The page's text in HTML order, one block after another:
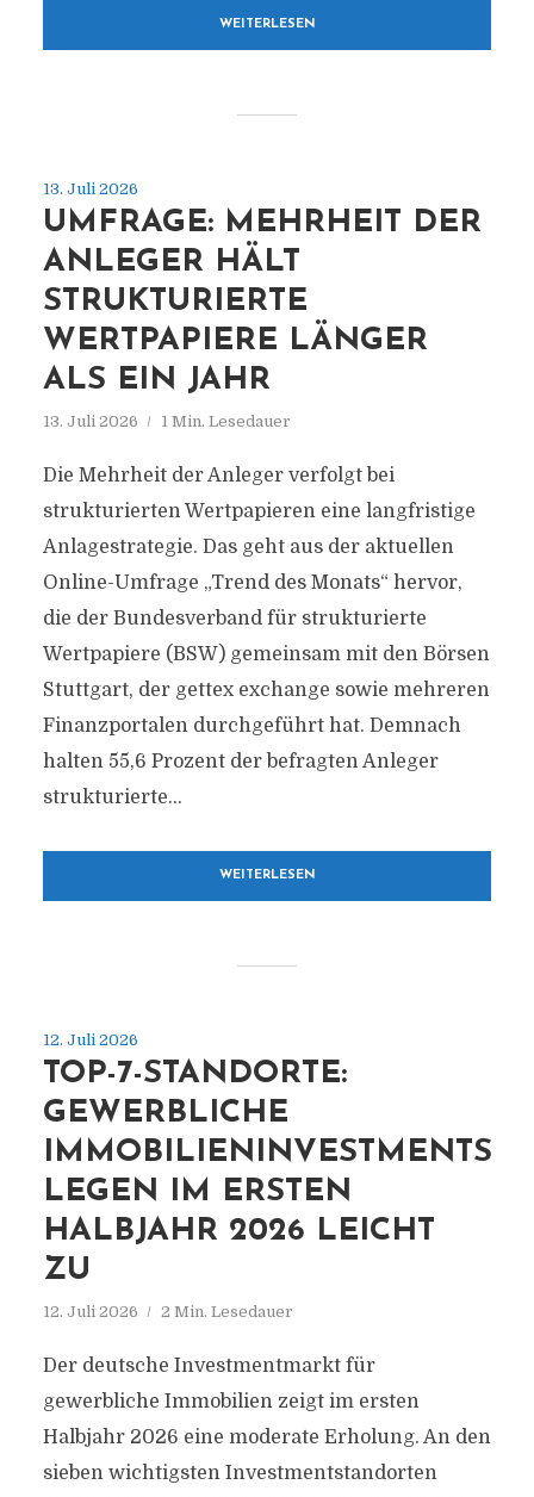
WEITERLESEN
13. Juli 2026
UMFRAGE: MEHRHEIT DER
ANLEGER HÄLT
STRUKTURIERTE
WERTPAPIERE LÄNGER
ALS EIN JAHR
13. Juli 2026 1 Min. Lesedauer
Die Mehrheit der Anleger verfolgt bei
strukturierten Wertpapieren eine langfristige
Anlagestrategie. Das geht aus der aktuellen
Online-Umfrage „Trend des Monats“ hervor,
die der Bundesverband für strukturierte
Wertpapiere (BSW) gemeinsam mit den Börsen
Stuttgart, der gettex exchange sowie mehreren
Finanzportalen durchgeführt hat. Demnach
halten 55,6 Prozent der befragten Anleger
strukturierte...
WEITERLESEN
12. Juli 2026
TOP-7-STANDORTE:
GEWERBLICHE
IMMOBILIENINVESTMENTS
LEGEN IM ERSTEN
HALBJAHR 2026 LEICHT
ZU
12. Juli 2026 2 Min. Lesedauer
Der deutsche Investmentmarkt für
gewerbliche Immobilien zeigt im ersten
Halbjahr 2026 eine moderate Erholung. An den
sieben wichtigsten Investmentstandorten